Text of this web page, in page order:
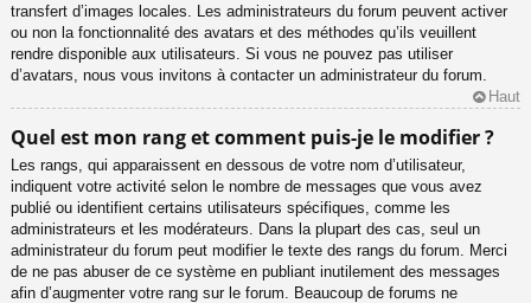
transfert d’images locales. Les administrateurs du forum peuvent activer
ou non la fonctionnalité des avatars et des méthodes qu’ils veuillent
rendre disponible aux utilisateurs. Si vous ne pouvez pas utiliser
d’avatars, nous vous invitons à contacter un administrateur du forum.
Haut
Quel est mon rang et comment puis-je le modifier ?
Les rangs, qui apparaissent en dessous de votre nom d’utilisateur,
indiquent votre activité selon le nombre de messages que vous avez
publié ou identifient certains utilisateurs spécifiques, comme les
administrateurs et les modérateurs. Dans la plupart des cas, seul un
administrateur du forum peut modifier le texte des rangs du forum. Merci
de ne pas abuser de ce système en publiant inutilement des messages
afin d’augmenter votre rang sur le forum. Beaucoup de forums ne